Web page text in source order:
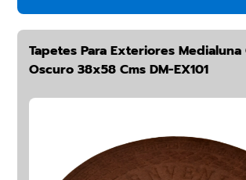
Tapetes Para Exteriores
Oscuro 38x58 Cms DM-EX101